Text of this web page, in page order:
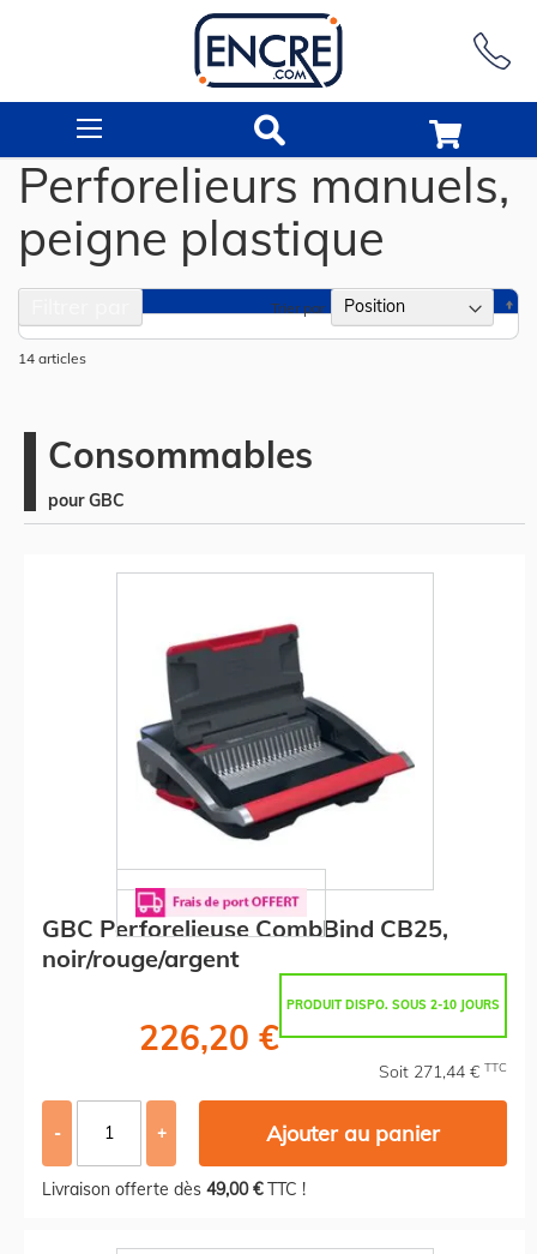
Perforelieurs manuels,
peigne plastique
14 articles
Trier par
Consommables
pour GBC
GBC Perforelieuse CombBind CB25,
noir/rouge/argent
PRODUIT DISPO. SOUS 2-10 JOURS
226,20 €
Soit 271,44 € TTC
- + Ajouter au panier
Livraison offerte dès 49,00 €TTC !